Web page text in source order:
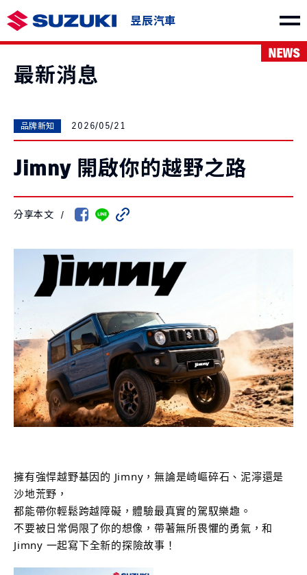
昱辰汽車
車款介紹
SWIFT e VITARA
THE NEW Jimny VITARA
S-CROSS
NT$980,000起
CARRY
NT$499,000起
預約試乘
購車試算
車款比較
最新消息
NEWS
品牌新知 2026/05/21
Jimny 開啟你的越野之路
分享本文 /
擁有強悍越野基因的 Jimny，無論是崎嶇碎石、泥濘還是
沙地荒野，
都能帶你輕鬆跨越障礙，體驗最真實的駕馭樂趣。
不要被日常侷限了你的想像，帶著無所畏懼的勇氣，和
Jimny 一起寫下全新的探險故事！